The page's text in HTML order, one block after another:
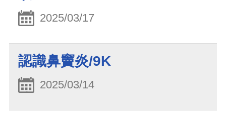
2025/03/17
認識鼻竇炎/9K
2025/03/14